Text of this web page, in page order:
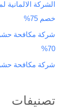
:
خصم 75%
70%
شركة مكافحة حشرات في الجيزة
تصنيفات